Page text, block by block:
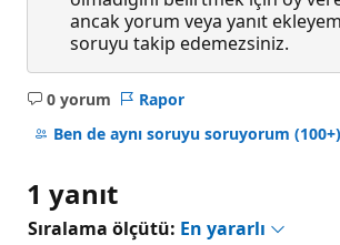
ancak yorum veya yanıt
soruyu takip edemezsiniz.
0 yorum
Açıklama
yok
Rapor
Ben de aynı soruyu soruyorum (100+)
1 yanıt
Sıralama ölçütü: En yararlı